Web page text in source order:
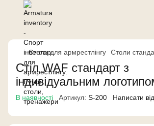
Столи для армрестлінгу Столи
Стіл WAF стандарт з
індивідуальним
В наявності Артикул: S-200 Написати